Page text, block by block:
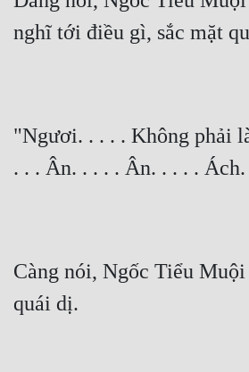
Đẹp
Điềm Đạm
nghĩ tới điều gì, sắc mặt
"Ngươi. . . . . Không phải
. . . Ân. . . . . Ân. . . . .
Càng nói, Ngốc Tiểu
quái dị.